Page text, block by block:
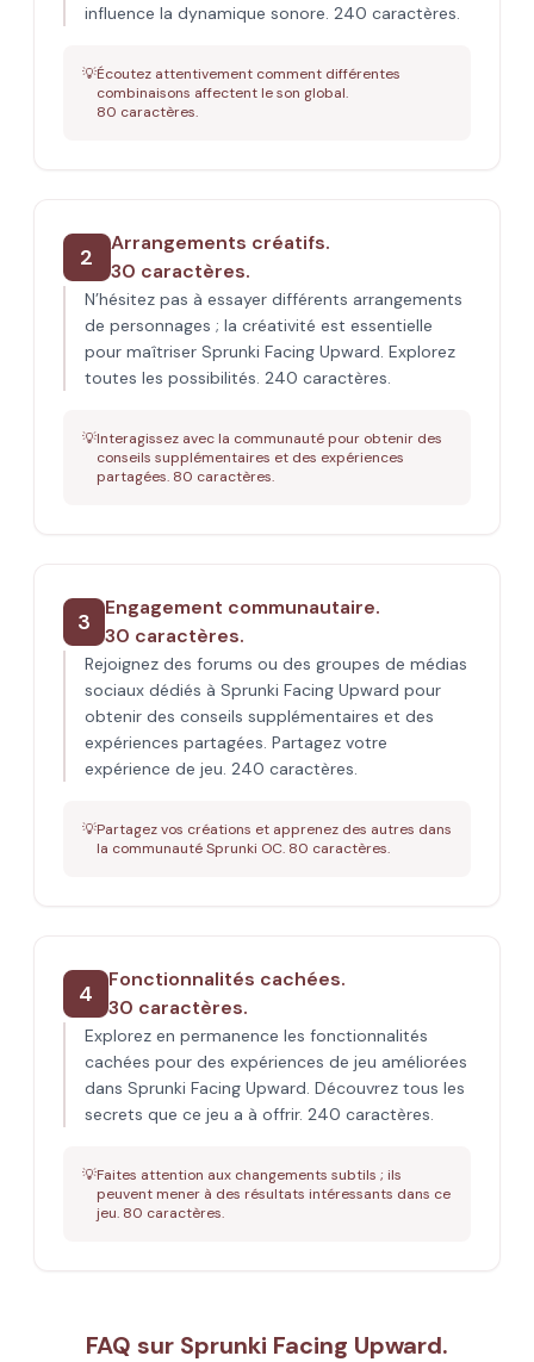
influence la dynamique sonore. 240 caractères.
💡Écoutez attentivement comment différentes
combinaisons affectent le son global.
80 caractères.
2
Arrangements créatifs.
30 caractères.
N’hésitez pas à essayer différents arrangements
de personnages ; la créativité est essentielle
pour maîtriser Sprunki Facing Upward. Explorez
toutes les possibilités. 240 caractères.
💡Interagissez avec la communauté pour obtenir des
conseils supplémentaires et des expériences
partagées. 80 caractères.
3
Engagement communautaire.
30 caractères.
Rejoignez des forums ou des groupes de médias
sociaux dédiés à Sprunki Facing Upward pour
obtenir des conseils supplémentaires et des
expériences partagées. Partagez votre
expérience de jeu. 240 caractères.
💡Partagez vos créations et apprenez des autres dans
la communauté Sprunki OC. 80 caractères.
4
Fonctionnalités cachées.
30 caractères.
Explorez en permanence les fonctionnalités
cachées pour des expériences de jeu améliorées
dans Sprunki Facing Upward. Découvrez tous les
secrets que ce jeu a à offrir. 240 caractères.
💡Faites attention aux changements subtils ; ils
peuvent mener à des résultats intéressants dans ce
jeu. 80 caractères.
FAQ sur Sprunki Facing Upward.